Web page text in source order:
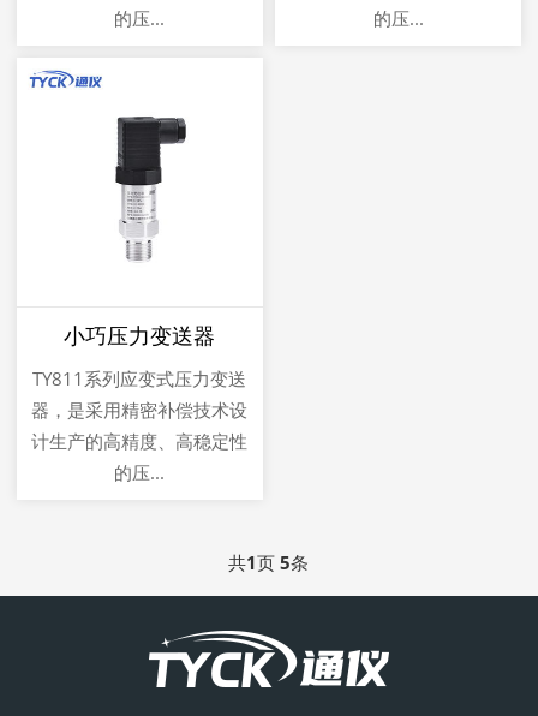
的压...
的压...
小巧压力变送器
TY811系列应变式压力变送
器，是采用精密补偿技术设
计生产的高精度、高稳定性
的压...
共1页5条